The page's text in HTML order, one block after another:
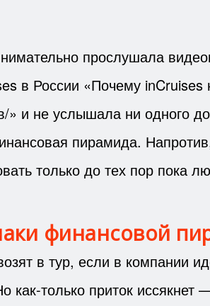
прослушала
в России «Почему
и не услышала ни одного
пирамида.
только до тех пор пока
финансовой
в тур, если в компании
как-только приток иссякнет